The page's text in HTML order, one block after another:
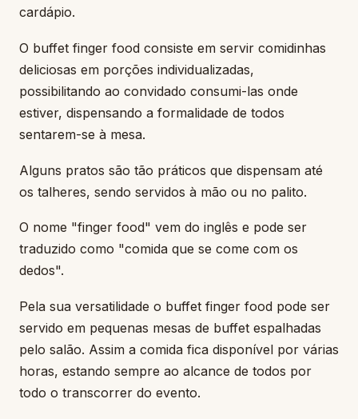
cardápio.
O buffet finger food consiste em servir comidinhas
deliciosas em porções individualizadas,
possibilitando ao convidado consumi-las onde
estiver, dispensando a formalidade de todos
sentarem-se à mesa.
Alguns pratos são tão práticos que dispensam até
os talheres, sendo servidos à mão ou no palito.
O nome "finger food" vem do inglês e pode ser
traduzido como "comida que se come com os
dedos".
Pela sua versatilidade o buffet finger food pode ser
servido em pequenas mesas de buffet espalhadas
pelo salão. Assim a comida fica disponível por várias
horas, estando sempre ao alcance de todos por
todo o transcorrer do evento.